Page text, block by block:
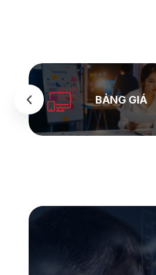
SEASTOCK
WEB